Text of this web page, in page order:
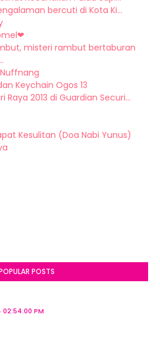
bercuti di Kota Ki...
misteri rambut bertaburan
Keychain Ogos 13
Raya 2013 di Guardian Securi...
Kesulitan (Doa Nabi Yunus)
POSTS
02:54:00 PM